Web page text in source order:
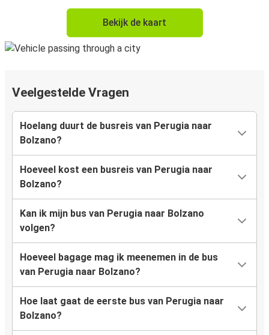
Bekijk de kaart
Veelgestelde Vragen
Hoelang duurt de busreis van Perugia naar
Bolzano?
Hoeveel kost een busreis van Perugia naar
Bolzano?
Kan ik mijn bus van Perugia naar Bolzano
volgen?
Hoeveel bagage mag ik meenemen in de bus
van Perugia naar Bolzano?
Hoe laat gaat de eerste bus van Perugia naar
Bolzano?